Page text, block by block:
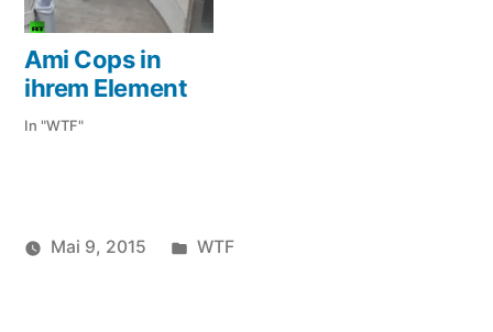
Ami Cops in
ihrem Element
In "WTF"
Mai 9, 2015
Veröffentlicht
WTF